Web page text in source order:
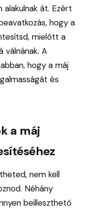
alakulnak át. Ezért
hogy a
mielőtt a
válnának. A
hogy a máj
és
a máj
nem kell
Néhány
beilleszthető